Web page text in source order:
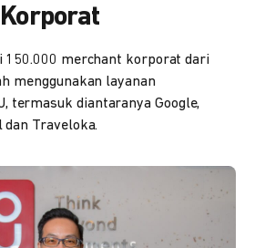
150.000 merchant korporat dari
menggunakan layanan
termasuk diantaranya Google,
dan Traveloka.